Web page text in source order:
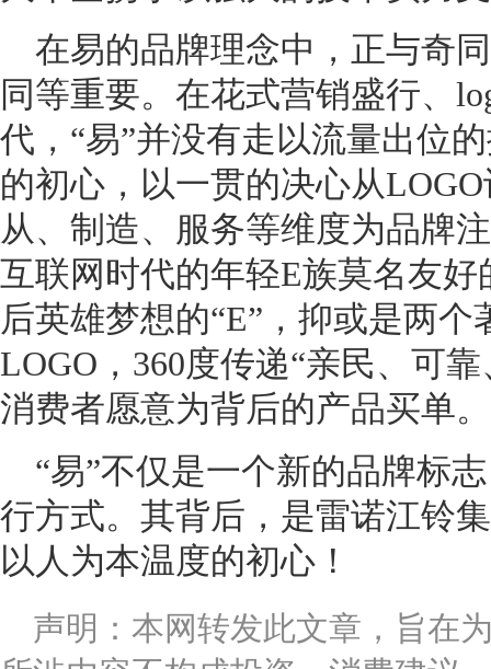
在易的品牌理念中，正与奇
同等重要。在花式营销盛行、
代，“易”并没有走以流量出位
的初心，以一贯的决心从
从、制造、服务等维度为品牌
互联网时代的年轻E族莫名友好
后英雄梦想的“E”，抑或是两
LOGO，360度传递“亲民、可
消费者愿意为背后的产品买单。
“易”不仅是一个新的品牌标
行方式。其背后，是雷诺江铃
以人为本温度的初心！
声明：本网转发此文章，旨在